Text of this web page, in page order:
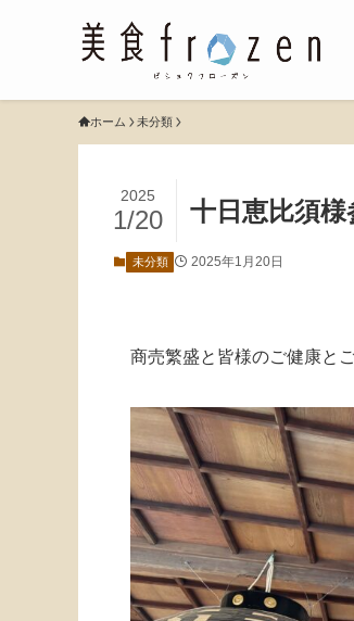
ホーム 未分類
十日恵比須様
2025
1/20
未分類 2025年1月20日
商売繁盛と皆様のご健康と